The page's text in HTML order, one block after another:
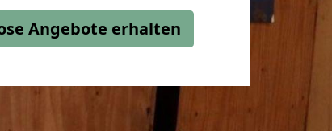
Angebote erhalten